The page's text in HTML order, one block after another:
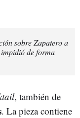
sobre Zapatero a
de forma
, también de
. La pieza contiene